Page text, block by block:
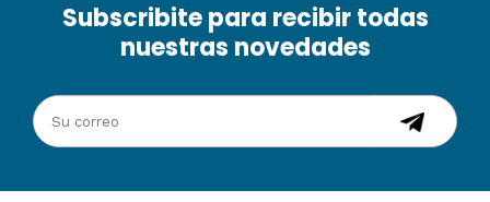
Subscribite para recibir todas
nuestras novedades